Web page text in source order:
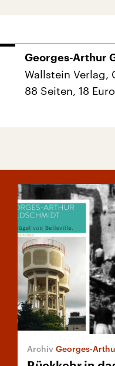
Georges-Arthur
Wallstein Verlag,
88 Seiten, 18 Euro
Georges-Arthur